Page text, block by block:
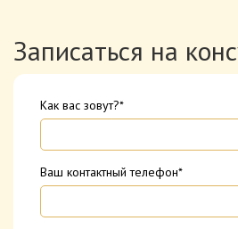
Записаться на
Как вас зовут?*
Ваш контактный телефон*